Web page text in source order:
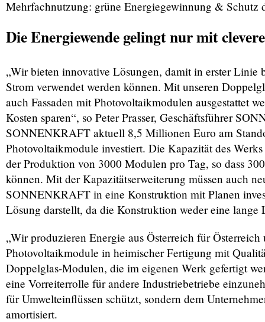
Mehrfachnutzung: grüne Energiegewinnung & Schutz
Die Energiewende gelingt nur mit
„Wir bieten innovative Lösungen, damit in erster
Strom verwendet werden können. Mit unseren
auch Fassaden mit Photovoltaikmodulen ausgestattet
Kosten sparen“, so Peter Prasser, Geschäftsführer
SONNENKRAFT aktuell 8,5 Millionen Euro am
Photovoltaikmodule investiert. Die Kapazität des
der Produktion von 3000 Modulen pro Tag, so dass
können. Mit der Kapazitätserweiterung müssen auch
SONNENKRAFT in eine Konstruktion mit Planen
Lösung darstellt, da die Konstruktion weder eine lange
„Wir produzieren Energie aus Österreich für
Photovoltaikmodule in heimischer Fertigung mit
Doppelglas-Modulen, die im eigenen Werk gefertigt
eine Vorreiterrolle für andere Industriebetriebe
für Umwelteinflüssen schützt, sondern dem
amortisiert.